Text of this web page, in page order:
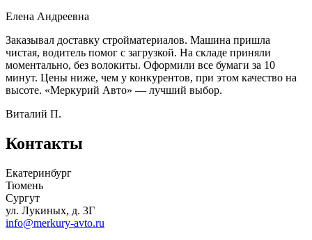
Елена Андреевна
Заказывал доставку стройматериалов. Машина пришла
чистая, водитель помог с загрузкой. На складе приняли
моментально, без волокиты. Оформили все бумаги за 10
минут. Цены ниже, чем у конкурентов, при этом качество на
высоте. «Меркурий Авто» — лучший выбор.
Виталий П.
Контакты
Екатеринбург
Тюмень
Сургут
ул. Лукиных, д. 3Г
info@merkury-avto.ru